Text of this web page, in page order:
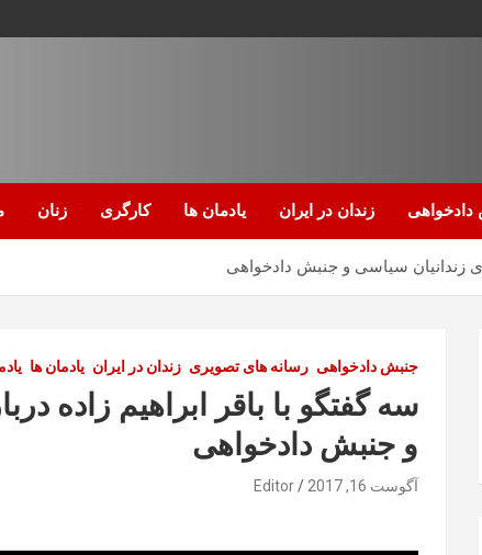
زندان در ایران یادمان ها کارگری زنان
زندانیان سیاسی و جنبش دادخواهی
جنبش دادخواهی رسانه های تصویری زندان در ایران یادمان ها
سه گفتگو با باقر ابراهیم زاده
و جنبش دادخواهی
آگوست 16, 2017 Editor